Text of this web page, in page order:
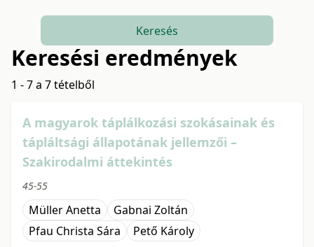
Keresés
Keresési eredmények
1 - 7 a 7 tételből
A magyarok táplálkozási szokásainak és
tápláltsági állapotának jellemzői –
Szakirodalmi áttekintés
45-55
Müller Anetta
Gabnai Zoltán
Pfau Christa Sára
Pető Károly